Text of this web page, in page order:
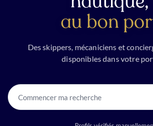
au bon
Des skippers, mécaniciens et
disponibles dans votre
Commencer ma recherche